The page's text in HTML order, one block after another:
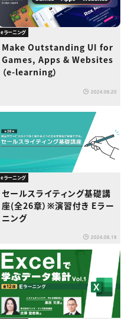
eラーニング
Make Outstanding UI for
Games, Apps & Websites
（e-learning）
2024.06.20
eラーニング
セールスライティング基礎講
座(全26章）​※演習付き Eラー
ニング
2024.06.19